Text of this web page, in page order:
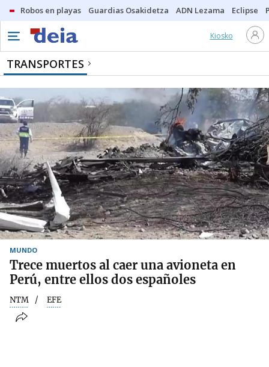
Robos en playas Guardias Osakidetza ADN Lezama Eclipse
Kiosko
TRANSPORTES
MUNDO
Trece muertos al caer una avioneta en
Perú, entre ellos dos españoles
NTM EFE